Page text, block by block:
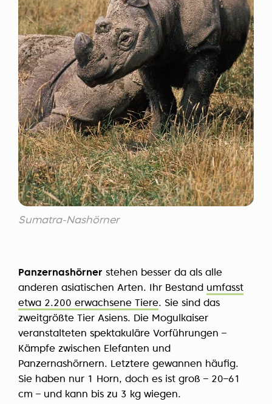
Sumatra-Nashörner
Panzernashörner stehen besser da als alle
anderen asiatischen Arten. Ihr Bestand umfasst
etwa 2.200 erwachsene Tiere. Sie sind das
zweitgrößte Tier Asiens. Die Mogulkaiser
veranstalteten spektakuläre Vorführungen –
Kämpfe zwischen Elefanten und
Panzernashörnern. Letztere gewannen häufig.
Sie haben nur 1 Horn, doch es ist groß – 20–61
cm – und kann bis zu 3 kg wiegen.